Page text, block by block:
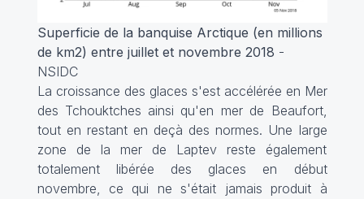
Superficie de la banquise Arctique (en millions
de km2) entre juillet et novembre 2018 -
NSIDC
La croissance des glaces s'est accélérée en Mer
des Tchouktches ainsi qu'en mer de Beaufort,
tout en restant en deçà des normes. Une large
zone de la mer de Laptev reste également
totalement libérée des glaces en début
novembre, ce qui ne s'était jamais produit à